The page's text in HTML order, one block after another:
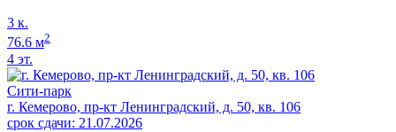
3 к.
76.6 м2
4 эт.
Сити-парк
г. Кемерово, пр-кт Ленинградский, д. 50, кв. 106
срок сдачи: 21.07.2026